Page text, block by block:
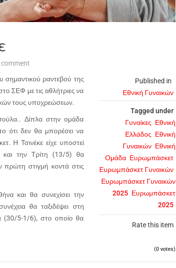
comment
Published in
Εθνική Γυναικών
Tagged under
Γυναίκες Εθνική
Ελλάδος Εθνική
Γυναικών Εθνική
Ομάδα Ευρωμπάσκετ
Ευρωμπάσκετ Γυναικών
Ευρωμπάσκετ Γυναικών
2025 Ευρωμπάσκετ
2025
Rate this item
(0 votes)
σημαντικού ραντεβού της
ΣΕΦ με τις αθλήτριες να
τους υποχρεώσεων.
Δίπλα στην ομάδα
ότι δεν θα μπορέσει να
Η Τσινέκε είχε υποστεί
και την Τρίτη (13/5) θα
στιγμή κοντά στις
και θα συνεχίσει την
θα ταξιδέψει στη
(30/5-1/6), στο οποίο θα